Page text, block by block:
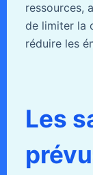
ressources,
de limiter la
réduire les
Les